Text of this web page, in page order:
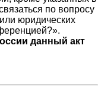
по вопросу
юридических
данный акт